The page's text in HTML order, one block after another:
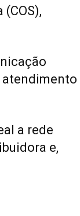
atendimento
a rede
e,